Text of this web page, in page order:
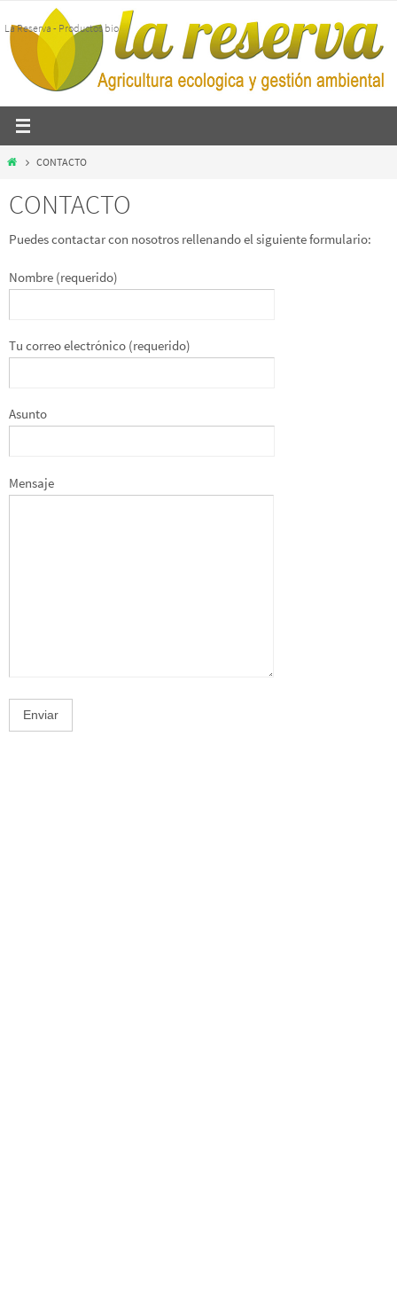
al
contenido
La Reserva - Productos bio
InicioCONTACTO
CONTACTO
Puedes contactar con nosotros rellenando el siguiente formulario:
Nombre (requerido)
Tu correo electrónico (requerido)
Asunto
Mensaje